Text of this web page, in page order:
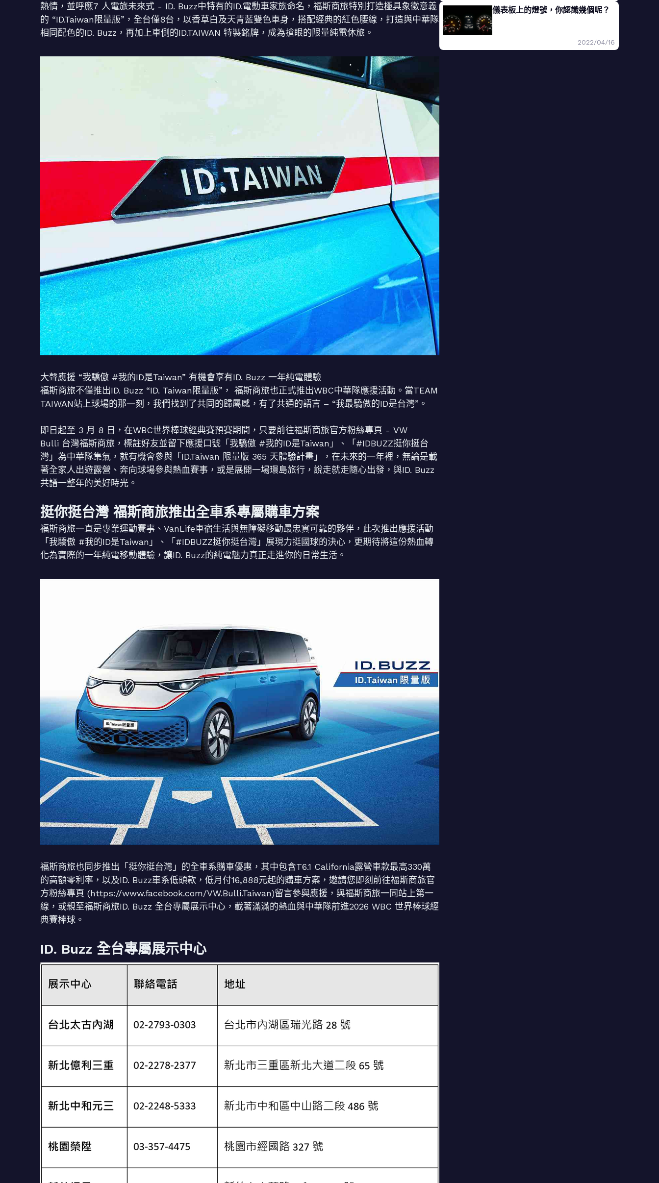
熱情，並呼應7 人電旅未來式 - ID. Buzz中特有的ID.電動車家族命名，福斯商旅特別打造極具象徵意義
的 “ID.Taiwan限量版”，全台僅8台，以香草白及天青藍雙色車身，搭配經典的紅色腰線，打造與中華隊
相同配色的ID. Buzz，再加上車側的ID.TAIWAN 特製銘牌，成為搶眼的限量純電休旅。
大聲應援 “我驕傲 #我的ID是Taiwan” 有機會享有ID. Buzz 一年純電體驗
福斯商旅不僅推出ID. Buzz “ID. Taiwan限量版”， 福斯商旅也正式推出WBC中華隊應援活動。當TEAM
TAIWAN站上球場的那一刻，我們找到了共同的歸屬感，有了共通的語言 – “我最驕傲的ID是台灣”。
即日起至 3 月 8 日，在WBC世界棒球經典賽預賽期間，只要前往福斯商旅官方粉絲專頁 - VW
Bulli 台灣福斯商旅，標註好友並留下應援口號「我驕傲 #我的ID是Taiwan」、「#IDBUZZ挺你挺台
灣」為中華隊集氣，就有機會參與「ID.Taiwan 限量版 365 天體驗計畫」，在未來的一年裡，無論是載
著全家人出遊露營、奔向球場參與熱血賽事，或是展開一場環島旅行，說走就走隨心出發，與ID. Buzz
共譜一整年的美好時光。
挺你挺台灣 福斯商旅推出全車系專屬購車方案
福斯商旅一直是專業運動賽事、VanLife車宿生活與無障礙移動最忠實可靠的夥伴，此次推出應援活動
「我驕傲 #我的ID是Taiwan」、「#IDBUZZ挺你挺台灣」展現力挺國球的決心，更期待將這份熱血轉
化為實際的一年純電移動體驗，讓ID. Buzz的純電魅力真正走進你的日常生活。
福斯商旅也同步推出「挺你挺台灣」的全車系購車優惠，其中包含T6.1 California露營車款最高330萬
的高額零利率，以及ID. Buzz車系低頭款，低月付16,888元起的購車方案，邀請您即刻前往福斯商旅官
方粉絲專頁 (https://www.facebook.com/VW.Bulli.Taiwan)留言參與應援，與福斯商旅一同站上第一
線，或親至福斯商旅ID. Buzz 全台專屬展示中心，載著滿滿的熱血與中華隊前進2026 WBC 世界棒球經
典賽棒球。
ID. Buzz 全台專屬展示中心
儀表板上的燈號，你認識幾個呢？
2022/04/16